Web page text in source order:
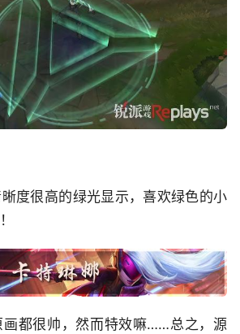
度很高的绿光显示，喜欢绿色的小
画都很帅，然而特效嘛……总之，源